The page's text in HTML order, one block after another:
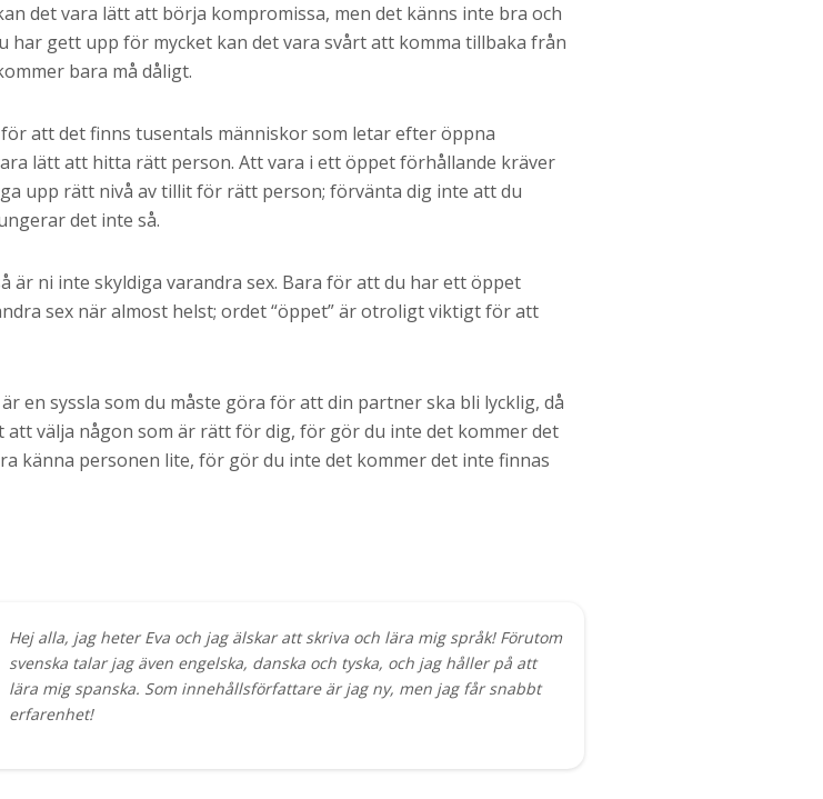
det vara lätt att börja kompromissa, men det känns inte bra och
har gett upp för mycket kan det vara svårt att komma tillbaka från
bara må dåligt.
att det finns tusentals människor som letar efter öppna
lätt att hitta rätt person. Att vara i ett öppet förhållande kräver
upp rätt nivå av tillit för rätt person; förvänta dig inte att du
det inte så.
är ni inte skyldiga varandra sex. Bara för att du har ett öppet
sex när almost helst; ordet “öppet” är otroligt viktigt för att
en syssla som du måste göra för att din partner ska bli lycklig, då
välja någon som är rätt för dig, för gör du inte det kommer det
känna personen lite, för gör du inte det kommer det inte finnas
Hej alla, jag heter Eva och jag älskar att skriva och lära mig språk! Förutom
svenska talar jag även engelska, danska och tyska, och jag håller på att
lära mig spanska. Som innehållsförfattare är jag ny, men jag får snabbt
erfarenhet!